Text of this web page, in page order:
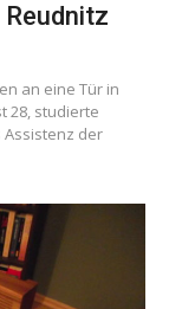
an eine Tür in
28, studierte
der